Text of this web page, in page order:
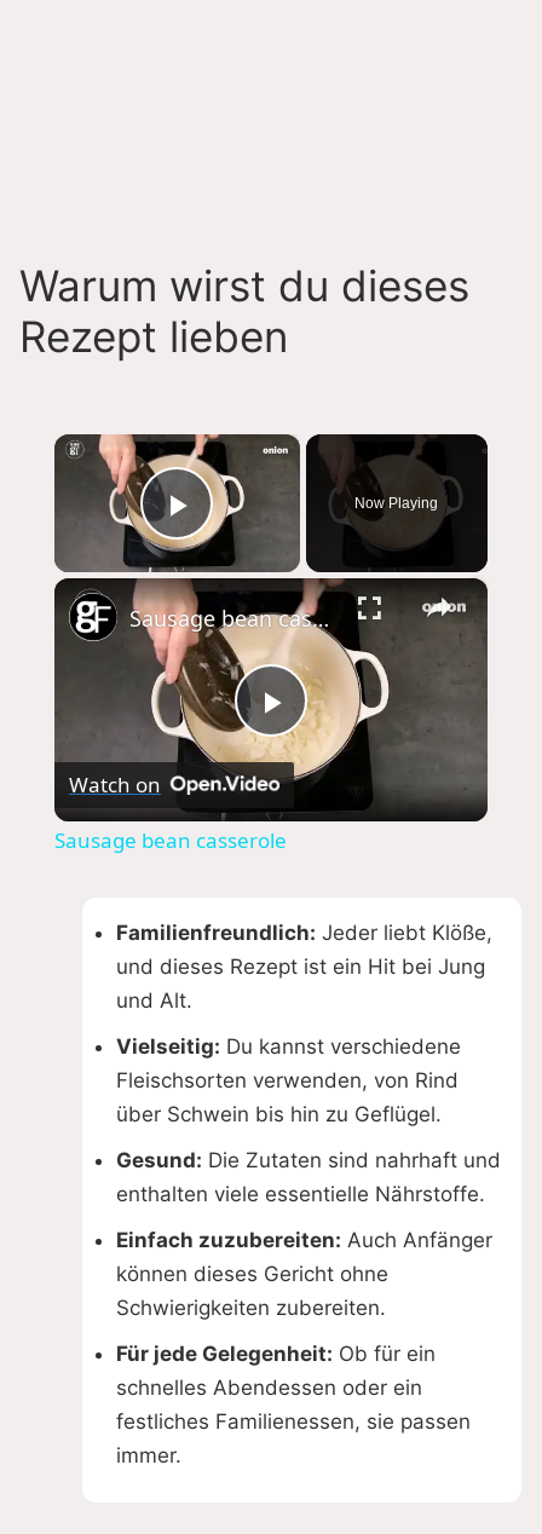
Warum wirst du dieses
Rezept lieben
×
Play Video
Now Playing
×
P
l
y
i
d
e
o
Sausage bean casserole
Watch on
Sausage bean casserole
Familienfreundlich: Jeder liebt Klöße,
und dieses Rezept ist ein Hit bei Jung
und Alt.
Vielseitig: Du kannst verschiedene
Fleischsorten verwenden, von Rind
über Schwein bis hin zu Geflügel.
Gesund: Die Zutaten sind nahrhaft und
enthalten viele essentielle Nährstoffe.
Einfach zuzubereiten: Auch Anfänger
können dieses Gericht ohne
Schwierigkeiten zubereiten.
Für jede Gelegenheit: Ob für ein
schnelles Abendessen oder ein
festliches Familienessen, sie passen
immer.